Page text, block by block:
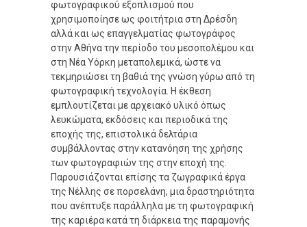
φωτογραφικού εξοπλισμού που
χρησιμοποίησε ως φοιτήτρια στη Δρέσδη
αλλά και ως επαγγελματίας φωτογράφος
στην Αθήνα την περίοδο του μεσοπολέμου και
στη Νέα Υόρκη μεταπολεμικά, ώστε να
τεκμηριώσει τη βαθιά της γνώση γύρω από τη
φωτογραφική τεχνολογία. Η έκθεση
εμπλουτίζεται με αρχειακό υλικό όπως
λευκώματα, εκδόσεις και περιοδικά της
εποχής της, επιστολικά δελτάρια
συμβάλλοντας στην κατανόηση της χρήσης
των φωτογραφιών της στην εποχή της.
Παρουσιάζονται επίσης τα ζωγραφικά έργα
της Νέλλης σε πορσελάνη, μια δραστηριότητα
που ανέπτυξε παράλληλα με τη φωτογραφική
της καριέρα κατά τη διάρκεια της παραμονής